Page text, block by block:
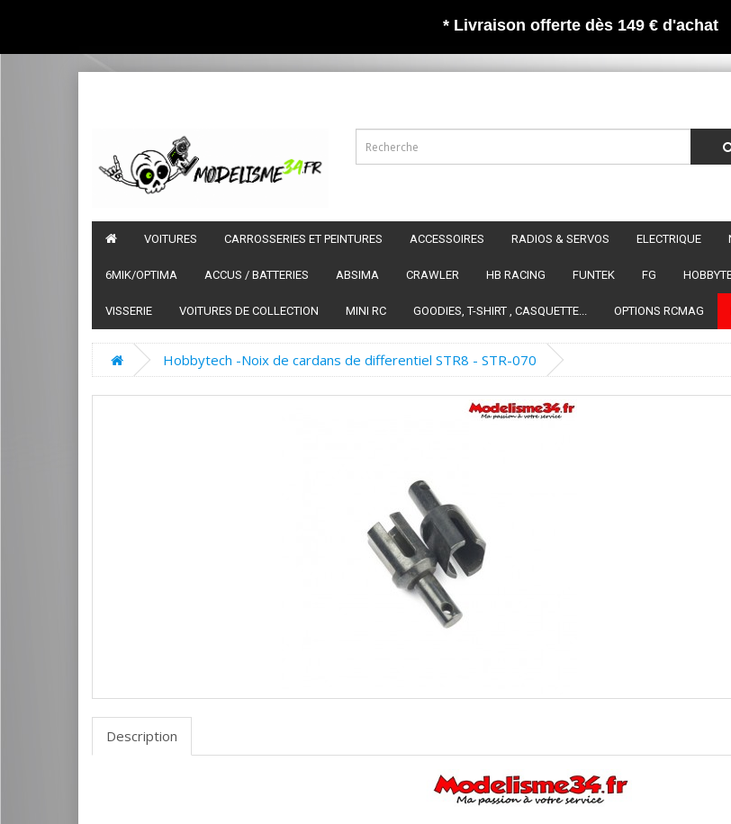
* Livraison offerte dès 149 € d'achat
VOITURES CARROSSERIES ET PEINTURES ACCESSOIRES RADIOS & SERVOS ELECTRIQUE
6MIK/OPTIMA ACCUS / BATTERIES ABSIMA CRAWLER HB RACING FUNTEK FG
VISSERIE VOITURES DE COLLECTION MINI RC GOODIES, T-SHIRT , CASQUETTE... OPTIONS RCMAG
Hobbytech -Noix de cardans de differentiel STR8 - STR-070
Description